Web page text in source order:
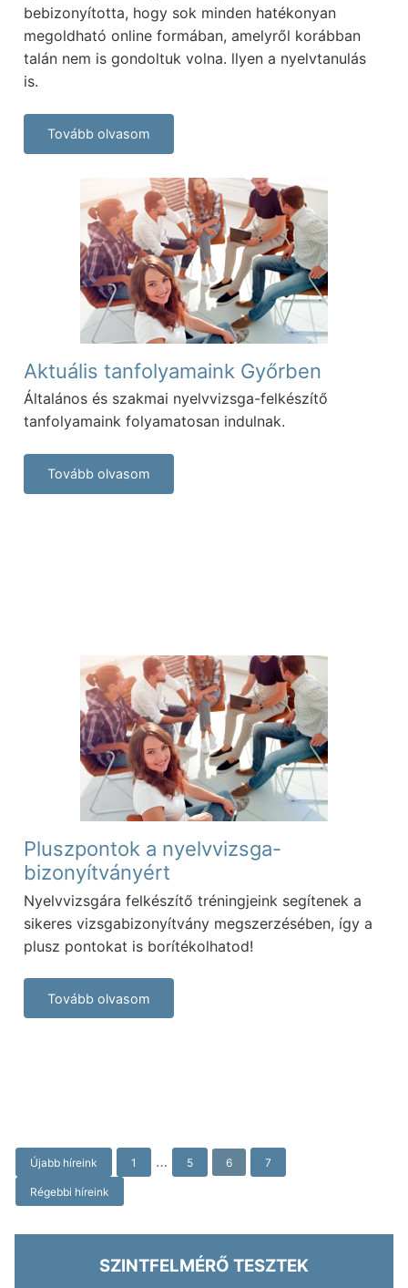
bebizonyította, hogy sok minden hatékonyan
megoldható online formában, amelyről korábban
talán nem is gondoltuk volna. llyen a nyelvtanulás
is.
Tovább olvasom
Aktuális tanfolyamaink Győrben
Általános és szakmai nyelvvizsga-felkészítő
tanfolyamaink folyamatosan indulnak.
Tovább olvasom
Pluszpontok a nyelvvizsga-
bizonyítványért
Nyelvvizsgára felkészítő tréningjeink segítenek a
sikeres vizsgabizonyítvány megszerzésében, így a
plusz pontokat is borítékolhatod!
Tovább olvasom
Posts
Navigation
Újabb híreink 1 … 5 6 7
Régebbi híreink
SZINTFELMÉRŐ TESZTEK